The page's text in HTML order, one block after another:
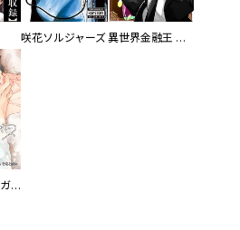
咲花ソルジャーズ 異世界金融王 ～クローネ・ゴルディオンの覇道～
巣づくりオメガバース